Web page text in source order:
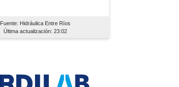
Fuente: Hidráulica Entre Ríos
Última actualización: 23:02